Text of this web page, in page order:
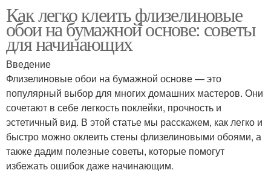
Как легко клеить флизелиновые
обои на бумажной основе: советы
для начинающих
Введение
Флизелиновые обои на бумажной основе — это
популярный выбор для многих домашних мастеров. Они
сочетают в себе легкость поклейки, прочность и
эстетичный вид. В этой статье мы расскажем, как легко и
быстро можно оклеить стены флизелиновыми обоями, а
также дадим полезные советы, которые помогут
избежать ошибок даже начинающим.